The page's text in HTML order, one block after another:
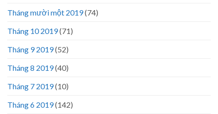
Tháng mười một 2019(74)
Tháng 10 2019(71)
Tháng 9 2019(52)
Tháng 8 2019(40)
Tháng 7 2019(10)
Tháng 6 2019(142)